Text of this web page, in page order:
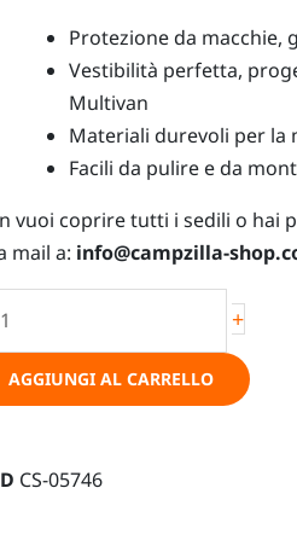
Protezione da macchie,
Vestibilità perfetta,
Multivan
Materiali durevoli per la
Facili da pulire e da
vuoi coprire tutti i sedili o hai
mail a: info@campzilla-
+
AGGIUNGI AL CARRELLO
CS-05746